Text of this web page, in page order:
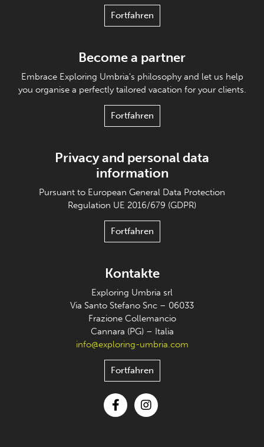
Fortfahren
Become a partner
Embrace Exploring Umbria's philosophy and let us help
you organise a perfectly tailored vacation for your clients.
Fortfahren
Privacy and personal data
information
Pursuant to European General Data Protection
Regulation UE 2016/679 (GDPR)
Fortfahren
Kontakte
Exploring Umbria srl
Via Santo Stefano Snc – 06033
Frazione Collemancio
Cannara (PG) – Italia
info@exploring-umbria.com
Fortfahren